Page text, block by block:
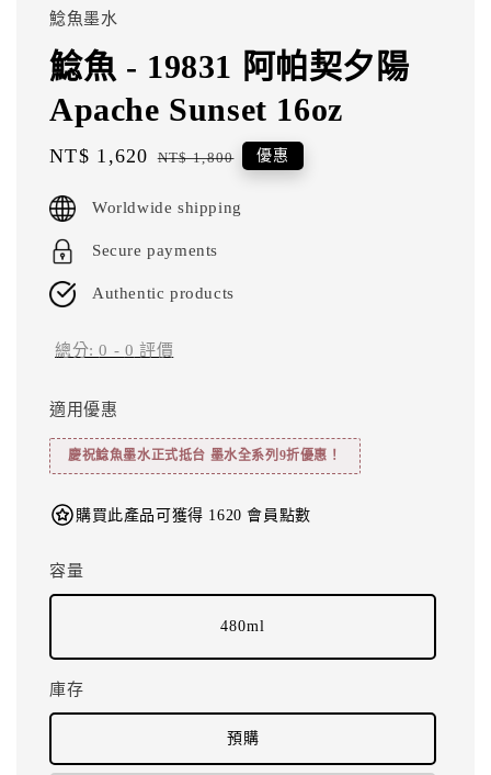
鯰魚墨水
鯰魚 - 19831 阿帕契夕陽
Apache Sunset 16oz
Sale
NT$ 1,620 Regular
NT$ 1,800 優惠
Worldwide shipping
Secure payments
Authentic products
總分:0 - 0 評價
適用優惠
慶祝鯰魚墨水正式抵台 墨水全系列9折優惠！
購買此產品可獲得 1620 會員點數
容量
480ml
庫存
預購